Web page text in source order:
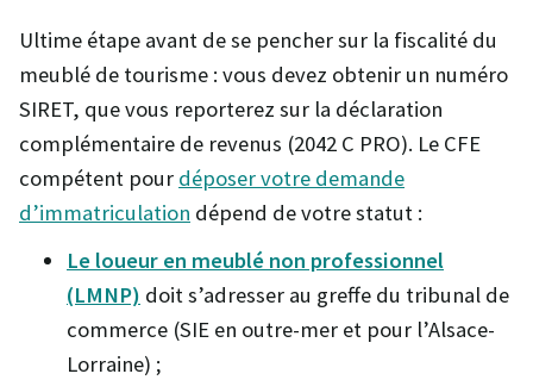
Ultime étape avant de se pencher sur la fiscalité du
meublé de tourisme : vous devez obtenir un numéro
SIRET, que vous reporterez sur la déclaration
complémentaire de revenus (2042 C PRO). Le CFE
compétent pour déposer votre demande
d’immatriculation dépend de votre statut :
Le loueur en meublé non professionnel
(LMNP) doit s’adresser au greffe du tribunal de
commerce (SIE en outre-mer et pour l’Alsace-
Lorraine) ;